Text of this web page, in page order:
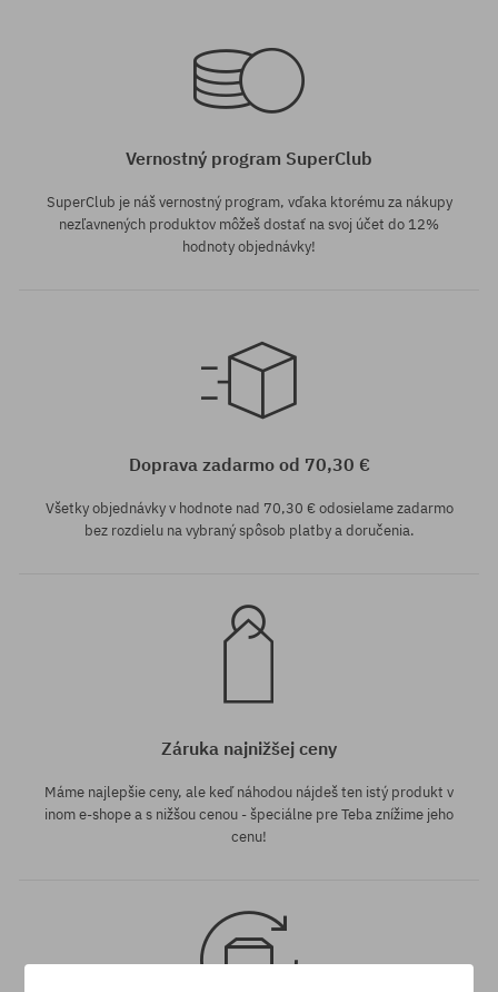
Vernostný program SuperClub
SuperClub je náš vernostný program, vďaka ktorému za nákupy
nezľavnených produktov môžeš dostať na svoj účet do 12%
hodnoty objednávky!
Doprava zadarmo od 70,30 €
Všetky objednávky v hodnote nad 70,30 € odosielame zadarmo
bez rozdielu na vybraný spôsob platby a doručenia.
Záruka najnižšej ceny
Máme najlepšie ceny, ale keď náhodou nájdeš ten istý produkt v
inom e-shope a s nižšou cenou - špeciálne pre Teba znížime jeho
cenu!